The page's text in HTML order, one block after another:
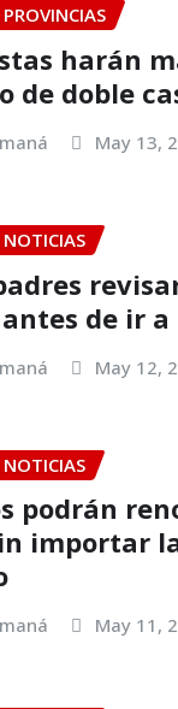
PROVINCIAS
harán
de doble
May 13,
NOTICIAS
de ir a
May 12,
NOTICIAS
podrán
importar
May 11,